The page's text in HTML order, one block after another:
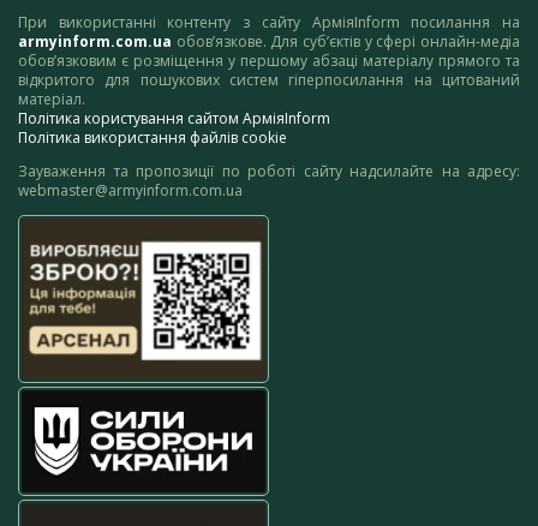
При використанні контенту з сайту АрміяInform посилання на
armyinform.com.ua обов’язкове. Для суб’єктів у сфері онлайн-медіа
обов’язковим є розміщення у першому абзаці матеріалу прямого та
відкритого для пошукових систем гіперпосилання на цитований
матеріал.
Політика користування сайтом АрміяInform
Політика використання файлів cookie
Зауваження та пропозиції по роботі сайту надсилайте на адресу:
webmaster@armyinform.com.ua